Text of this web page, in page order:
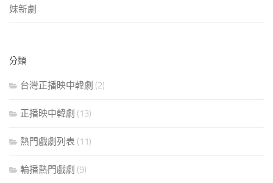
妹新劇
分類
台灣正播映中韓劇 (2)
正播映中韓劇 (13)
熱門戲劇列表 (11)
輪播熱門戲劇 (9)